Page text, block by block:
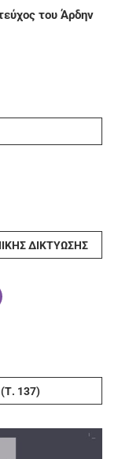
του Άρδην
ΔΙΚΤΎΩΣΗΣ
137)